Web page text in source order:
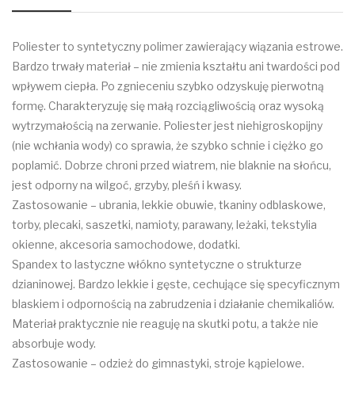
Poliester to syntetyczny polimer zawierający wiązania estrowe.
Bardzo trwały materiał – nie zmienia kształtu ani twardości pod
wpływem ciepła. Po zgnieceniu szybko odzyskuję pierwotną
formę. Charakteryzuję się małą rozciągliwością oraz wysoką
wytrzymałością na zerwanie. Poliester jest niehigroskopijny
(nie wchłania wody) co sprawia, że szybko schnie i ciężko go
poplamić. Dobrze chroni przed wiatrem, nie blaknie na słońcu,
jest odporny na wilgoć, grzyby, pleśń i kwasy.
Zastosowanie – ubrania, lekkie obuwie, tkaniny odblaskowe,
torby, plecaki, saszetki, namioty, parawany, leżaki, tekstylia
okienne, akcesoria samochodowe, dodatki.
Spandex to lastyczne włókno syntetyczne o strukturze
dzianinowej. Bardzo lekkie i gęste, cechujące się specyficznym
blaskiem i odpornością na zabrudzenia i działanie chemikaliów.
Materiał praktycznie nie reaguję na skutki potu, a także nie
absorbuje wody.
Zastosowanie – odzież do gimnastyki, stroje kąpielowe.